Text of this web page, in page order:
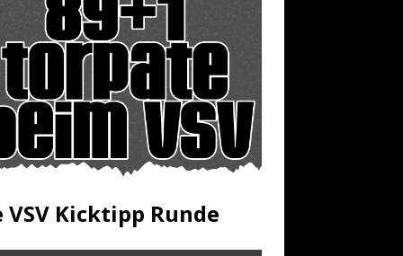
VSV Kicktipp Runde